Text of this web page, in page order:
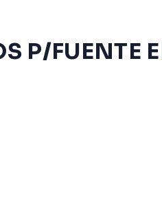
P/FUENTE